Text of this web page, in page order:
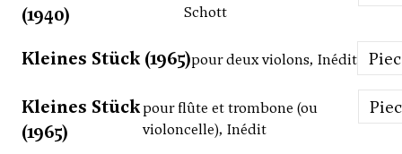
(1940)
Schott
Kleines Stück (1965)pour deux violons, Inédit
Kleines Stück
(1965)
pour flûte et trombone (ou
violoncelle), Inédit